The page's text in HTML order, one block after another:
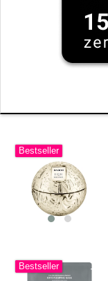
Bestseller
Bestseller